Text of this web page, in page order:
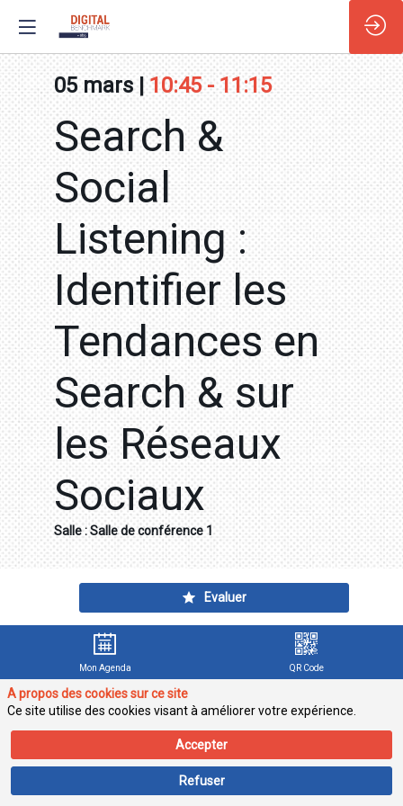
05 mars |10:45 - 11:15
Search &
Social
Listening :
Identifier les
Tendances en
Search & sur
les Réseaux
Sociaux
Salle :Salle de conférence 1
Evaluer
Découvrez
et
le
Social
les
émergentes
Mon Agenda QR Code
A propos des cookies sur ce site
Ce site utilise des cookies visant à améliorer votre expérience.
Accepter
Refuser